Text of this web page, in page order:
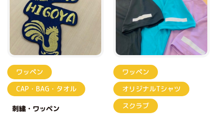
ワッペン
CAP・BAG・タオル
刺繍 ワッペン
ワッペン
オリジナルTシャツ
スクラブ